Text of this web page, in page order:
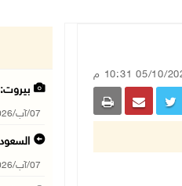
07/آب/2026 03:31 م
07/آب/2026 02:38 م